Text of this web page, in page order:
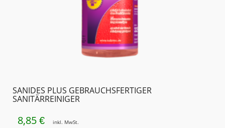
SANIDES PLUS GEBRAUCHSFERTIGER
SANITÄRREINIGER
8,85 € inkl. MwSt.